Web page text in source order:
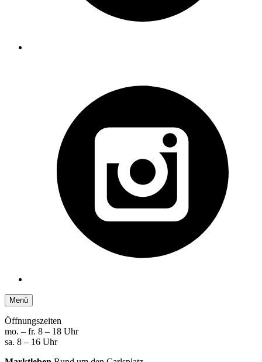
Menü
Öffnungszeiten
mo. – fr. 8 – 18 Uhr
sa. 8 – 16 Uhr